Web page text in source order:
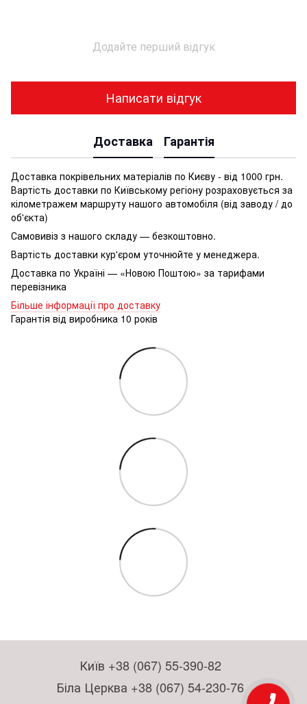
Додайте перший відгук
Написати відгук
Доставка Гарантія
Доставка покрівельних матеріалів по Києву - від 1000 грн.
Вартість доставки по Київському регіону розраховується за
кілометражем маршруту нашого автомобіля (від заводу / до
об'єкта)
Самовивіз з нашого складу — безкоштовно.
Вартість доставки кур'єром уточнюйте у менеджера.
Доставка по Україні — «Новою Поштою» за тарифами
перевізника
Більше інформації про доставку
Гарантія від виробника 10 років
Київ +38 (067) 55-390-82
Біла Церква +38 (067) 54-230-76